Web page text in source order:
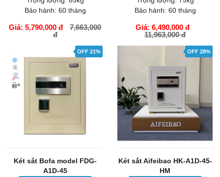
Bảo hành: 60 tháng
Giá: 5,790,000 đ
7,663,000
đ
Bảo hành: 60 tháng
Giá: 6,490,000 đ
11,963,000 đ
GIỎ HÀNG
OFF 21%
Két sắt Bofa model FDG-
A1D-45
OFF 28%
Két sắt Aifeibao HK-A1D-45-
HM